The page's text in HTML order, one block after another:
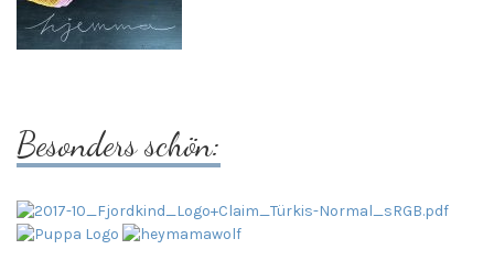
Besonders schön: